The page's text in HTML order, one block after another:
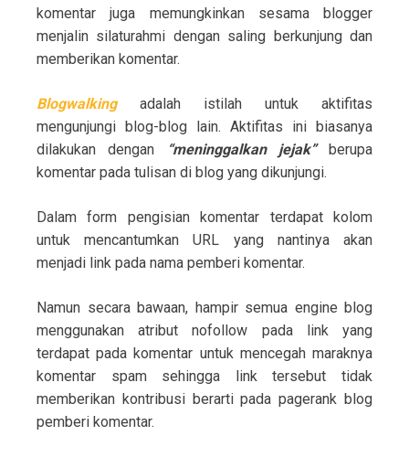
komentar juga memungkinkan sesama blogger
menjalin silaturahmi dengan saling berkunjung dan
memberikan komentar.
Blogwalking
adalah istilah untuk aktifitas
mengunjungi blog-blog lain. Aktifitas ini biasanya
dilakukan dengan
“meninggalkan jejak”
berupa
komentar pada tulisan di blog yang dikunjungi.
Dalam form pengisian komentar terdapat kolom
untuk mencantumkan URL yang nantinya akan
menjadi link pada nama pemberi komentar.
Namun secara bawaan, hampir semua engine blog
menggunakan atribut nofollow pada link yang
terdapat pada komentar untuk mencegah maraknya
komentar spam sehingga link tersebut tidak
memberikan kontribusi berarti pada pagerank blog
pemberi komentar.